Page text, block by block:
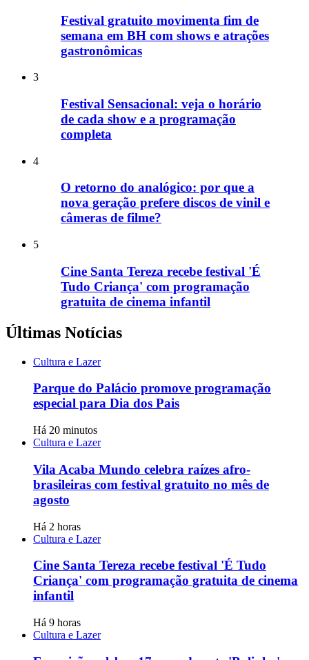
Festival gratuito movimenta fim de
semana em BH com shows e atrações
gastronômicas
3
Festival Sensacional: veja o horário
de cada show e a programação
completa
4
O retorno do analógico: por que a
nova geração prefere discos de vinil e
câmeras de filme?
5
Cine Santa Tereza recebe festival 'É
Tudo Criança' com programação
gratuita de cinema infantil
Últimas Notícias
Cultura e Lazer
Parque do Palácio promove programação
especial para Dia dos Pais
Há 20 minutos
Cultura e Lazer
Vila Acaba Mundo celebra raízes afro-
brasileiras com festival gratuito no mês de
agosto
Há 2 horas
Cultura e Lazer
Cine Santa Tereza recebe festival 'É Tudo
Criança' com programação gratuita de cinema
infantil
Há 9 horas
Cultura e Lazer